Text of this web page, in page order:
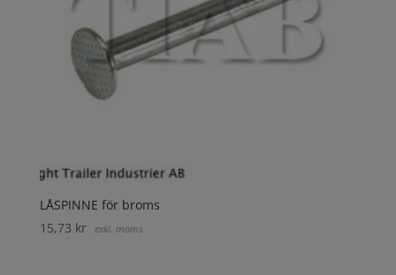
LÅSPINNE för broms
15,73 kr exkl. moms